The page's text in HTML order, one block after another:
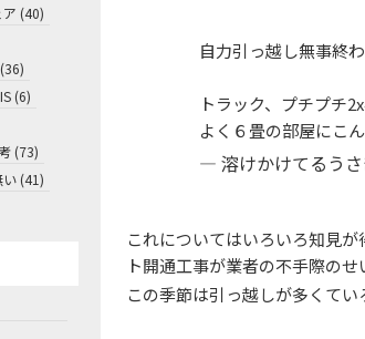
(40)
(6)
(73)
(41)
自力引っ越し無事終わ
トラック、プチプチ
よく６畳の部屋にこ
— 溶けかけてるう
これについてはいろいろ知見
ト開通工事が業者の不手際のせ
この季節は引っ越しが多くて